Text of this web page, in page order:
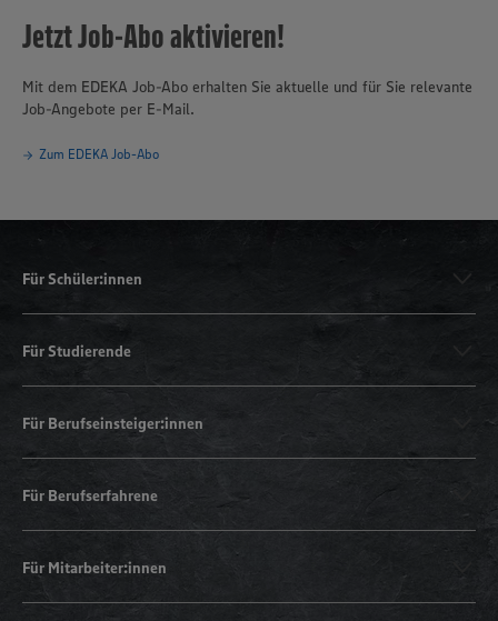
Jetzt Job-Abo aktivieren!
Mit dem EDEKA Job-Abo erhalten Sie aktuelle und für Sie relevante
Job-Angebote per E-Mail.
Zum EDEKA Job-Abo
Für Schüler:innen
Für Studierende
Für Berufseinsteiger:innen
Für Berufserfahrene
Für Mitarbeiter:innen